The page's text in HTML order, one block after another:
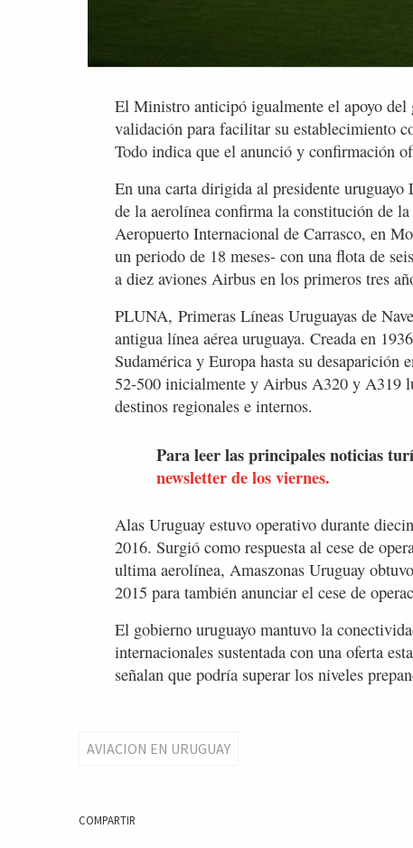
El Ministro anticipó igualmente el apoyo del
validación para facilitar su establecimiento
Todo indica que el anunció y confirmación
En una carta dirigida al presidente
de la aerolínea confirma la constitución de
Aeropuerto Internacional de Carrasco, en
un periodo de 18 meses- con una flota de
a diez aviones Airbus en los primeros tres
PLUNA, Primeras Líneas Uruguayas de
antigua línea aérea uruguaya. Creada en
Sudamérica y Europa hasta su
52-500 inicialmente y Airbus A320 y A319
destinos regionales e internos.
Para leer las principales noticias
newsletter de los viernes.
Alas Uruguay estuvo operativo durante
2016. Surgió como respuesta al cese de
ultima aerolínea, Amaszonas Uruguay
2015 para también anunciar el cese de
El gobierno uruguayo mantuvo la
internacionales sustentada con una oferta
señalan que podría superar los niveles
AVIACION EN URUGUAY
COMPARTIR